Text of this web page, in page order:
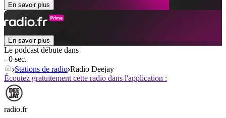
En savoir plus
En savoir plus
Le podcast débute dans
- 0 sec.
Stations de radio Radio Deejay
Écoutez gratuitement cette radio dans l'application :
radio.fr